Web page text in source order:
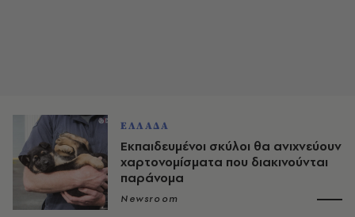
ΕΛΛΑΔΑ
Εκπαιδευμένοι σκύλοι θα ανιχνεύουν
χαρτονομίσματα που διακινούνται
παράνομα
Newsroom